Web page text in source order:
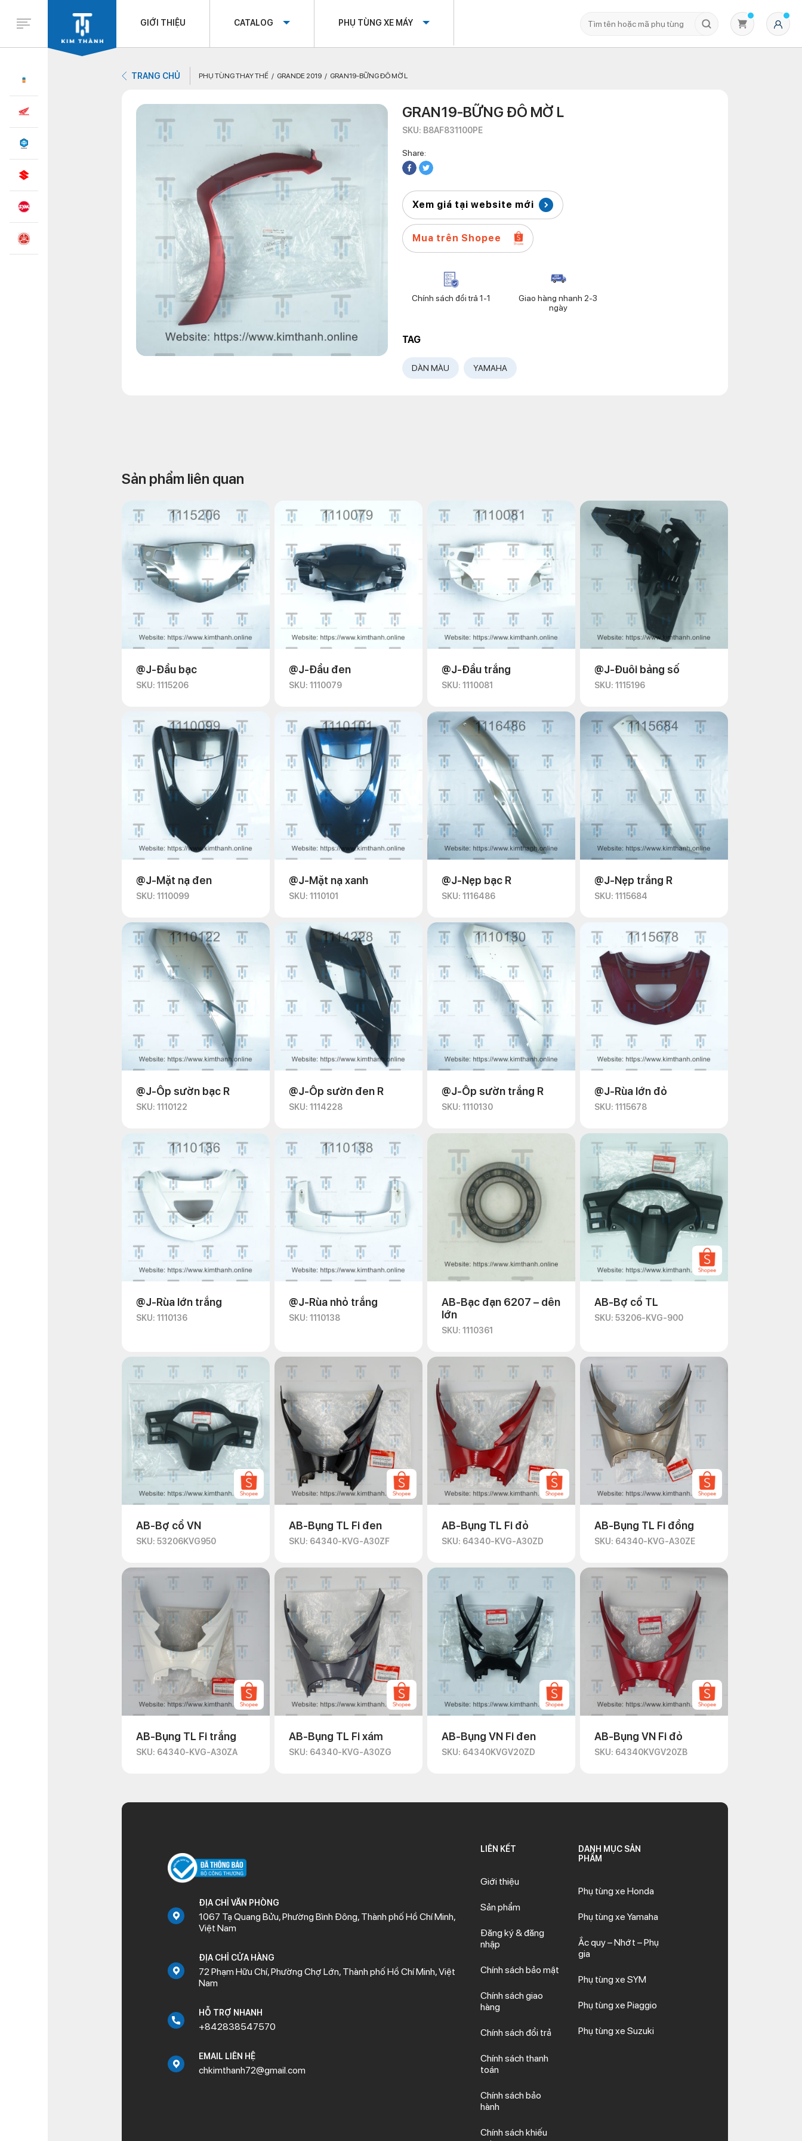
GIỚI THIỆU CATALOG PHỤ TÙNG XE MÁY
TRANG CHỦ PHỤ TÙNG THAY THẾ GRANDE 2019 GRAN19-BỮNG ĐÔ MỜ L
GRAN19-BỮNG ĐÔ MỜ L
SKU: B8AF831100PE
Share:
Xem giá tại website mới
Mua trên Shopee
Chính sách đổi trả 1-1
Giao hàng nhanh 2-3
ngày
TAG
DÀN MÀU YAMAHA
Sản phẩm liên quan
@J-Đầu bạc
SKU: 1115206
@J-Đầu đen
SKU: 1110079
@J-Đầu trắng
SKU: 1110081
@J-Đuôi bảng số
SKU: 1115196
@J-Mặt nạ đen
SKU: 1110099
@J-Mặt nạ xanh
SKU: 1110101
@J-Nẹp bạc R
SKU: 1116486
@J-Nẹp trắng R
SKU: 1115684
@J-Ốp sườn bạc R
SKU: 1110122
@J-Ốp sườn đen R
SKU: 1114228
@J-Ốp sườn trắng R
SKU: 1110130
@J-Rùa lớn đỏ
SKU: 1115678
@J-Rùa lớn trắng
SKU: 1110136
@J-Rùa nhỏ trắng
SKU: 1110138
AB-Bạc đạn 6207 – dên
lớn
SKU: 1110361
AB-Bợ cổ TL
SKU: 53206-KVG-900
AB-Bợ cổ VN
SKU: 53206KVG950
AB-Bụng TL Fi đen
SKU: 64340-KVG-A30ZF
AB-Bụng TL Fi đỏ
SKU: 64340-KVG-A30ZD
AB-Bụng TL Fi đồng
SKU: 64340-KVG-A30ZE
AB-Bụng TL Fi trắng
SKU: 64340-KVG-A30ZA
AB-Bụng TL Fi xám
SKU: 64340-KVG-A30ZG
AB-Bụng VN Fi đen
SKU: 64340KVGV20ZD
AB-Bụng VN Fi đỏ
SKU: 64340KVGV20ZB
ĐỊA CHỈ VĂN PHÒNG
1067 Tạ Quang Bửu, Phường Bình Đông, Thành phố Hồ Chí Minh,
Việt Nam
ĐỊA CHỈ CỬA HÀNG
72 Phạm Hữu Chí, Phường Chợ Lớn, Thành phố Hồ Chí Minh, Việt
Nam
HỖ TRỢ NHANH
+842838547570
EMAIL LIÊN HỆ
chkimthanh72@gmail.com
LIÊN KẾT
Giới thiệu
Sản phẩm
Đăng ký & đăng
nhập
Chính sách bảo mật
Chính sách giao
hàng
Chính sách đổi trả
Chính sách thanh
toán
Chính sách bảo
hành
Chính sách khiếu
DANH MỤC SẢN
PHẨM
Phụ tùng xe Honda
Phụ tùng xe Yamaha
Ắc quy – Nhớt – Phụ
gia
Phụ tùng xe SYM
Phụ tùng xe Piaggio
Phụ tùng xe Suzuki